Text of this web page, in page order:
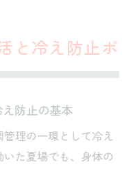
と冷え防止ポ
防止の基本
理の一環として冷え
た夏場でも、身体の